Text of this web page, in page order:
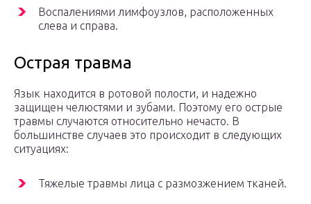
Воспалениями лимфоузлов, расположенных
слева и справа.
Острая травма
Язык находится в ротовой полости, и надежно
защищен челюстями и зубами. Поэтому его острые
травмы случаются относительно нечасто. В
большинстве случаев это происходит в следующих
ситуациях:
Тяжелые травмы лица с размозжением тканей.